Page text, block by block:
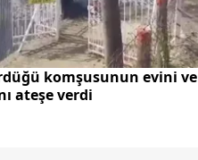
komşusunun evini ve
ateşe verdi